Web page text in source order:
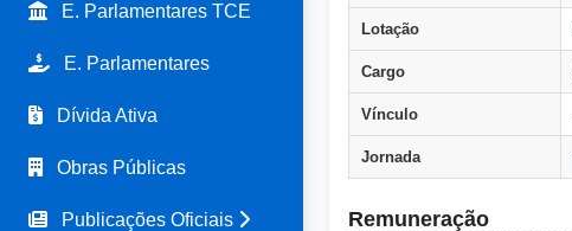
E. Parlamentares TCE
E. Parlamentares
Dívida Ativa
Obras Públicas
Publicações Oficiais
Lotação
Cargo
Vínculo
Jornada
Remuneração